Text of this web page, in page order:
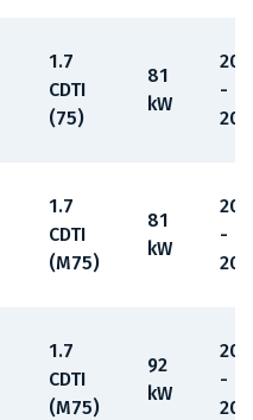
1.7
CDTI
(75)
81
kW
-
1.7
CDTI
(M75)
81
kW
-
1.7
CDTI
(M75)
92
kW
-